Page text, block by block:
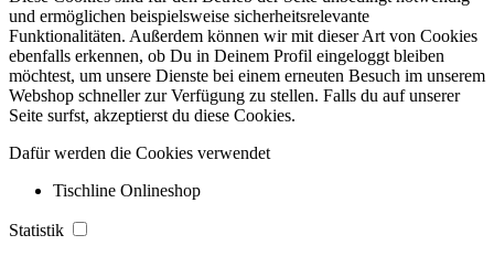
und ermöglichen beispielsweise sicherheitsrelevante
Funktionalitäten. Außerdem können wir mit dieser Art von Cookies
ebenfalls erkennen, ob Du in Deinem Profil eingeloggt bleiben
möchtest, um unsere Dienste bei einem erneuten Besuch im unserem
Webshop schneller zur Verfügung zu stellen. Falls du auf unserer
Seite surfst, akzeptierst du diese Cookies.
Dafür werden die Cookies verwendet
Tischline Onlineshop
Statistik